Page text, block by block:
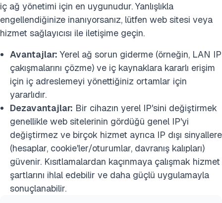
iç ağ yönetimi için en uygunudur. Yanlışlıkla
engellendiğinize inanıyorsanız, lütfen web sitesi veya
hizmet sağlayıcısı ile iletişime geçin.
Avantajlar: Yerel ağ sorun giderme (örneğin, LAN IP
çakışmalarını çözme) ve iç kaynaklara kararlı erişim
için iç adreslemeyi yönettiğiniz ortamlar için
yararlıdır.
Dezavantajlar: Bir cihazın yerel IP'sini değiştirmek
genellikle web sitelerinin gördüğü genel IP'yi
değiştirmez ve birçok hizmet ayrıca IP dışı sinyallere
(hesaplar, cookie'ler/oturumlar, davranış kalıpları)
güvenir. Kısıtlamalardan kaçınmaya çalışmak hizmet
şartlarını ihlal edebilir ve daha güçlü uygulamayla
sonuçlanabilir.